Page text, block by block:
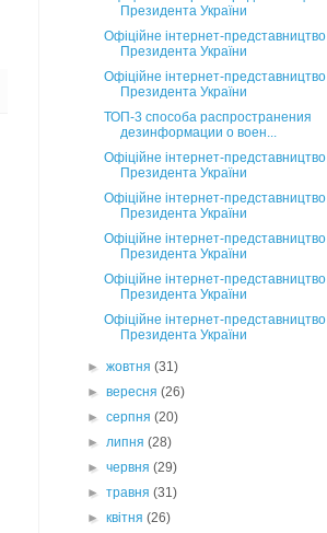
Президента України
Офіційне інтернет-представництво
Президента України
Офіційне інтернет-представництво
Президента України
ТОП-3 способа распространения
дезинформации о воен...
Офіційне інтернет-представництво
Президента України
Офіційне інтернет-представництво
Президента України
Офіційне інтернет-представництво
Президента України
Офіційне інтернет-представництво
Президента України
Офіційне інтернет-представництво
Президента України
►жовтня(31)
►вересня(26)
►серпня(20)
►липня(28)
►червня(29)
►травня(31)
►квітня(26)